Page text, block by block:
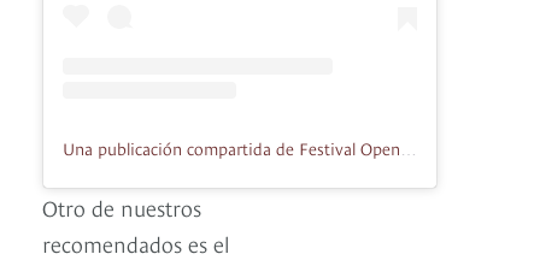
Una publicación compartida de Festival Open San Felipe (@opensanfelipe)
Otro de nuestros
recomendados es el